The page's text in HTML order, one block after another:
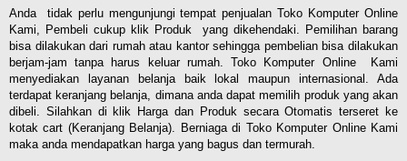
Anda tidak perlu mengunjungi tempat penjualan Toko Komputer Online
Kami, Pembeli cukup klik Produk yang dikehendaki. Pemilihan barang
bisa dilakukan dari rumah atau kantor sehingga pembelian bisa dilakukan
berjam-jam tanpa harus keluar rumah. Toko Komputer Online Kami
menyediakan layanan belanja baik lokal maupun internasional. Ada
terdapat keranjang belanja, dimana anda dapat memilih produk yang akan
dibeli. Silahkan di klik Harga dan Produk secara Otomatis terseret ke
kotak cart (Keranjang Belanja). Berniaga di Toko Komputer Online Kami
maka anda mendapatkan harga yang bagus dan termurah.